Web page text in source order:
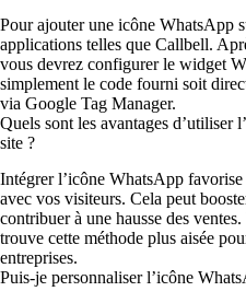
Pour ajouter une icône WhatsApp
applications telles que Callbell.
vous devrez configurer le widget
simplement le code fourni soit
via Google Tag Manager.
Quels sont les avantages d’utiliser
site ?
Intégrer l’icône WhatsApp
avec vos visiteurs. Cela peut
contribuer à une hausse des
trouve cette méthode plus aisée
entreprises.
Puis-je personnaliser l’icône